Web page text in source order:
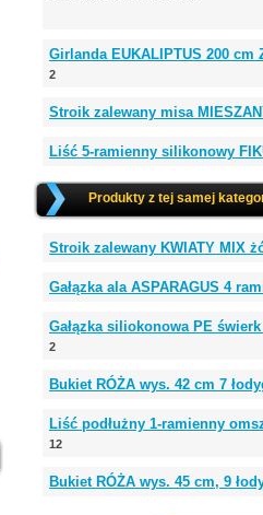
Girlanda EUKALIPTUS 200 cm
2
Stroik zalewany misa
Liść 5-ramienny silikonowy
Produkty z tej samej
Stroik zalewany KWIATY MIX
Gałązka ala ASPARAGUS 4
Gałązka siliokonowa PE
2
Bukiet RÓŻA wys. 42 cm 7
Liść podłużny 1-ramienny
12
Bukiet RÓŻA wys. 45 cm, 9